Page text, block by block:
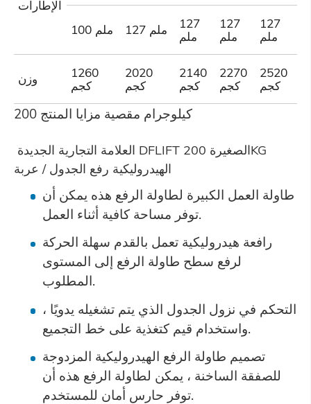
الإطارات
100 ملم
127 ملم
127
ملم
127
ملم
127
ملم
وزن
1260
كجم
2020
كجم
2140
كجم
2270
كجم
2520
كجم
200 كيلوجرام مقصية مزايا المنتج
الهيدروليكية رفع الجدول / عربة
طاولة العمل الكبيرة لطاولة الرفع هذه يمكن أن
توفر مساحة كافية أثناء العمل.
رافعة هيدروليكية تعمل بالقدم سهلة الحركة
لرفع سطح طاولة الرفع إلى المستوى
المطلوب.
التحكم في نزول الجدول الذي يتم تشغيله يدويًا ،
واستخدام قيم كتغذية على خط التجميع.
تصميم طاولة الرفع الهيدروليكية المزدوجة
للصفقة الساخنة ، يمكن لطاولة الرفع هذه أن
توفر حارس أمان للمستخدم.